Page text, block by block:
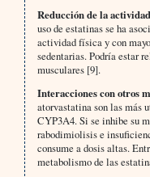
Reducción de la
uso de estatinas se ha
actividad física y con
sedentarias. Podría estar
musculares [9].
Interacciones con otros
atorvastatina son las más
CYP3A4. Si se inhibe su
rabodimiolisis e
consume a dosis altas.
metabolismo de las